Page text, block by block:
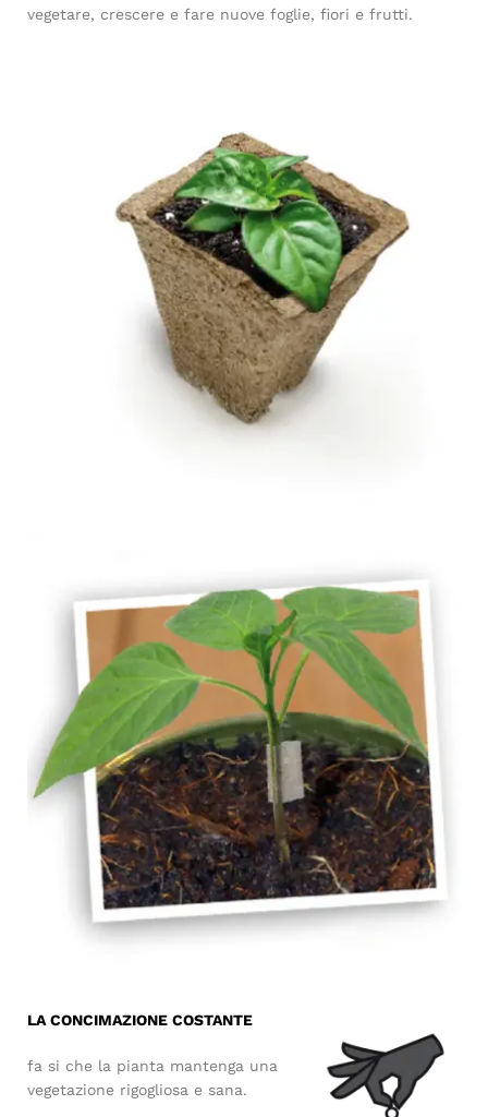
vegetare, crescere e fare nuove foglie, fiori e frutti.
LA CONCIMAZIONE COSTANTE
fa si che la pianta mantenga una
vegetazione rigogliosa e sana.